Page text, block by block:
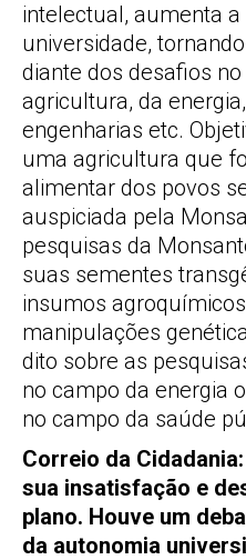
intelectual, aumenta
universidade,
diante dos desafios
agricultura, da
engenharias etc.
uma agricultura que
alimentar dos povos
auspiciada pela
pesquisas da
suas sementes
insumos
manipulações
dito sobre as
no campo da energia
no campo da saúde
Correio da
sua insatisfação e
plano. Houve um
da autonomia